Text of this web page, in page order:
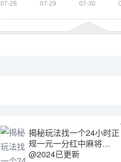
揭秘玩法找一个24小时正
规一元一分红中麻将
@2024已更新